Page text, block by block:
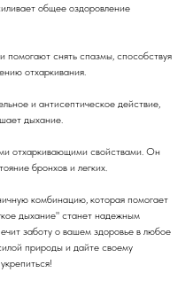
общее оздоровление
снять спазмы, способствуя
отхаркивания.
и антисептическое действие,
дыхание.
отхаркивающими свойствами. Он
бронхов и легких.
комбинацию, которая помогает
дыхание" станет надежным
заботу о вашем здоровье в любое
природы и дайте своему